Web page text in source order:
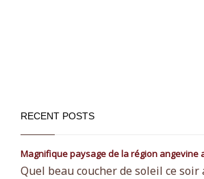
RECENT POSTS
Magnifique paysage de la région angevine
Quel beau coucher de soleil ce soir